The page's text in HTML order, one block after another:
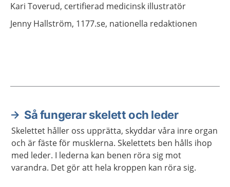
Kari Toverud, certifierad medicinsk illustratör
Jenny Hallström, 1177.se, nationella redaktionen
Aktuella artiklar
Så fungerar skelett och leder
Skelettet håller oss upprätta, skyddar våra inre organ
och är fäste för musklerna. Skelettets ben hålls ihop
med leder. I lederna kan benen röra sig mot
varandra. Det gör att hela kroppen kan röra sig.